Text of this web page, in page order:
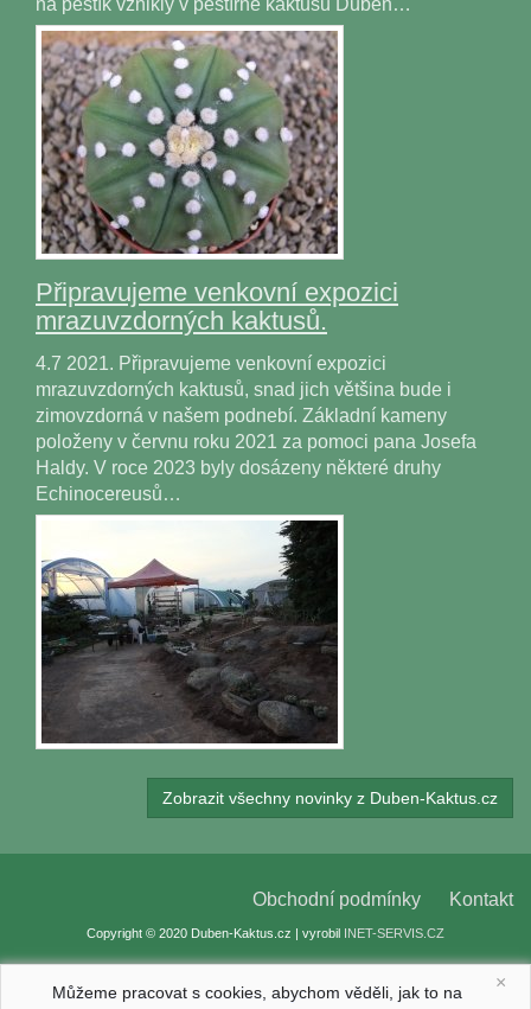
na pestík vznikly v pěstírně kaktusů Duben…
Připravujeme venkovní expozici
mrazuvzdorných kaktusů.
4.7 2021. Připravujeme venkovní expozici
mrazuvzdorných kaktusů, snad jich většina bude i
zimovzdorná v našem podnebí. Základní kameny
položeny v červnu roku 2021 za pomoci pana Josefa
Haldy. V roce 2023 byly dosázeny některé druhy
Echinocereusů…
Zobrazit všechny novinky z Duben-Kaktus.cz
Obchodní podmínky Kontakt
Copyright © 2020 Duben-Kaktus.cz | vyrobil INET-SERVIS.CZ
×
Můžeme pracovat s cookies, abychom věděli, jak to na